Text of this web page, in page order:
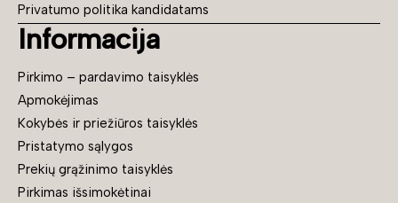
Privatumo politika kandidatams
Informacija
Pirkimo – pardavimo taisyklės
Apmokėjimas
Kokybės ir priežiūros taisyklės
Pristatymo sąlygos
Prekių grąžinimo taisyklės
Pirkimas išsimokėtinai